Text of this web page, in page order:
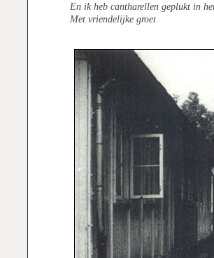
En ik heb cantharellen geplukt in
Met vriendelijke groet